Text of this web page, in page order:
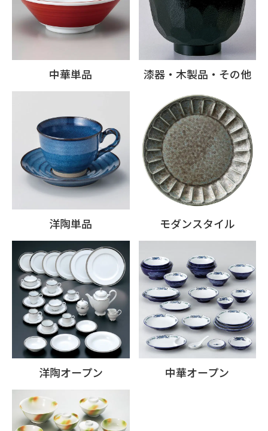
中華単品 漆器・木製品・その他
洋陶単品 モダンスタイル
洋陶オープン 中華オープン